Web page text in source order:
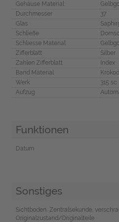
Gehäuse Material
Durchmesser
37
Glas
Schließe
Schliesse Material
Zifferblatt
Silber
Zahlen Zifferblatt
Index
Band Material
Werk
315 sc
Aufzug
Funktionen
Datum
Sonstiges
Sichtboden, Zentralsekunde,
Originalzustand/Originalteile